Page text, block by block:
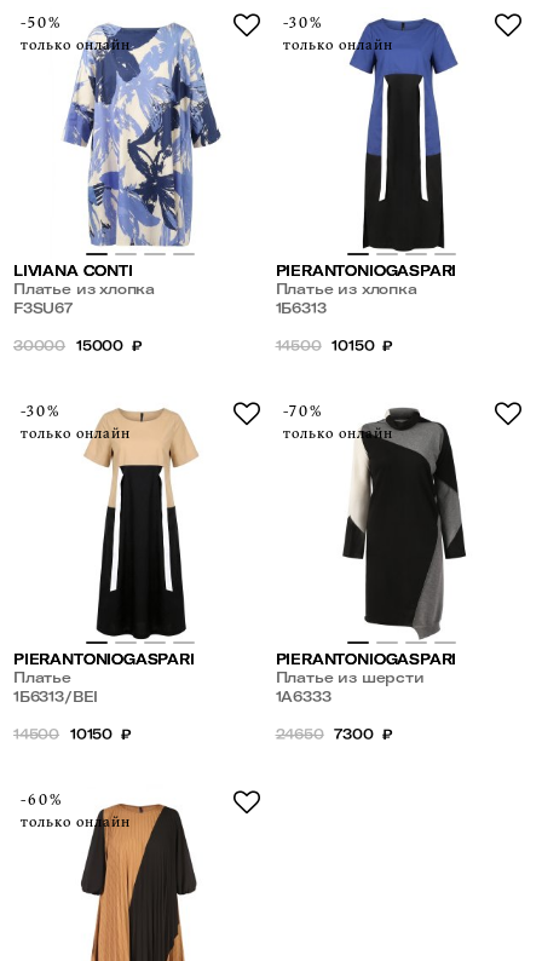
-50%
только онлайн
LIVIANA CONTI
Платье из хлопка
F3SU67
30000 15000 ₽
-30%
только онлайн
PIERANTONIOGASPARI
Платье из хлопка
1Б6313
14500 10150 ₽
-30%
только онлайн
PIERANTONIOGASPARI
Платье
1Б6313/BEI
14500 10150 ₽
-70%
только онлайн
PIERANTONIOGASPARI
Платье из шерсти
1А6333
24650 7300 ₽
-60%
только онлайн